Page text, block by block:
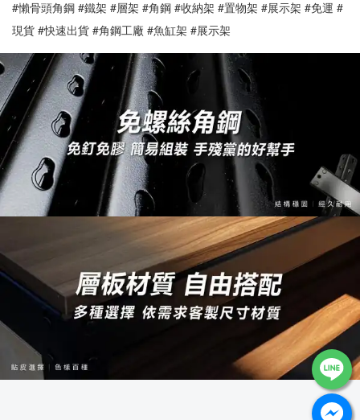
#懶骨頭角鋼 #鐵架 #層架 #角鋼 #收納架 #置物架 #展示架 #免運 #
現貨 #快速出貨 #角鋼工廠 #魚缸架 #展示架